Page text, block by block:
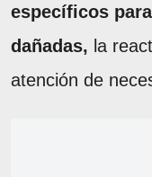
específicos
dañadas, la
atención de